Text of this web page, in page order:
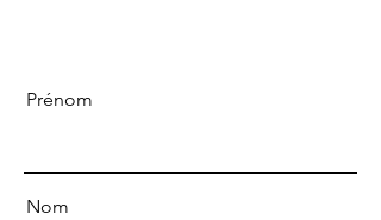
Prénom
Nom